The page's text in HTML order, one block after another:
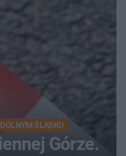
ŚLĄSKU
Górze.